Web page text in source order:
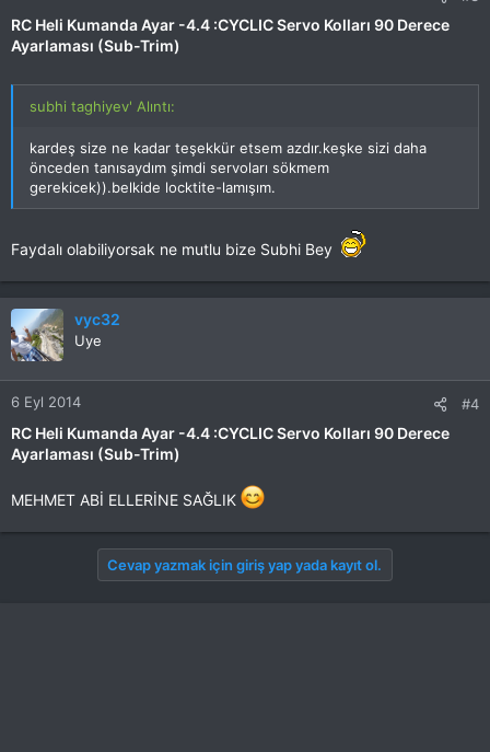
RC Heli Kumanda Ayar -4.4 :CYCLIC Servo Kolları 90 Derece
Ayarlaması (Sub-Trim)
subhi taghiyev' Alıntı:
kardeş size ne kadar teşekkür etsem azdır.keşke sizi daha
önceden tanısaydım şimdi servoları sökmem
gerekicek)).belkide locktite-lamışım.
Faydalı olabiliyorsak ne mutlu bize Subhi Bey
vyc32
Uye
6 Eyl 2014 #4
RC Heli Kumanda Ayar -4.4 :CYCLIC Servo Kolları 90 Derece
Ayarlaması (Sub-Trim)
MEHMET ABİ ELLERİNE SAĞLIK
Cevap yazmak için giriş yap yada kayıt ol.